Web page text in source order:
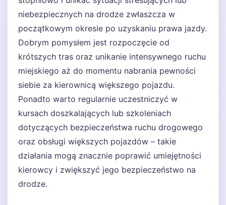
niebezpiecznych na drodze zwłaszcza w
początkowym okresie po uzyskaniu prawa jazdy.
Dobrym pomysłem jest rozpoczęcie od
krótszych tras oraz unikanie intensywnego ruchu
miejskiego aż do momentu nabrania pewności
siebie za kierownicą większego pojazdu.
Ponadto warto regularnie uczestniczyć w
kursach doszkalających lub szkoleniach
dotyczących bezpieczeństwa ruchu drogowego
oraz obsługi większych pojazdów – takie
działania mogą znacznie poprawić umiejętności
kierowcy i zwiększyć jego bezpieczeństwo na
drodze.